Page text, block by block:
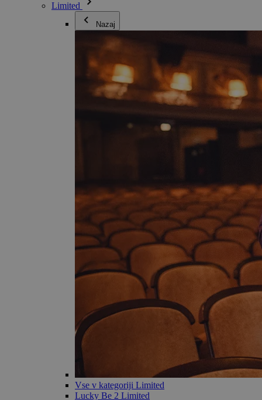
Limited
Nazaj
Vse v kategoriji Limited
Lucky Be 2 Limited